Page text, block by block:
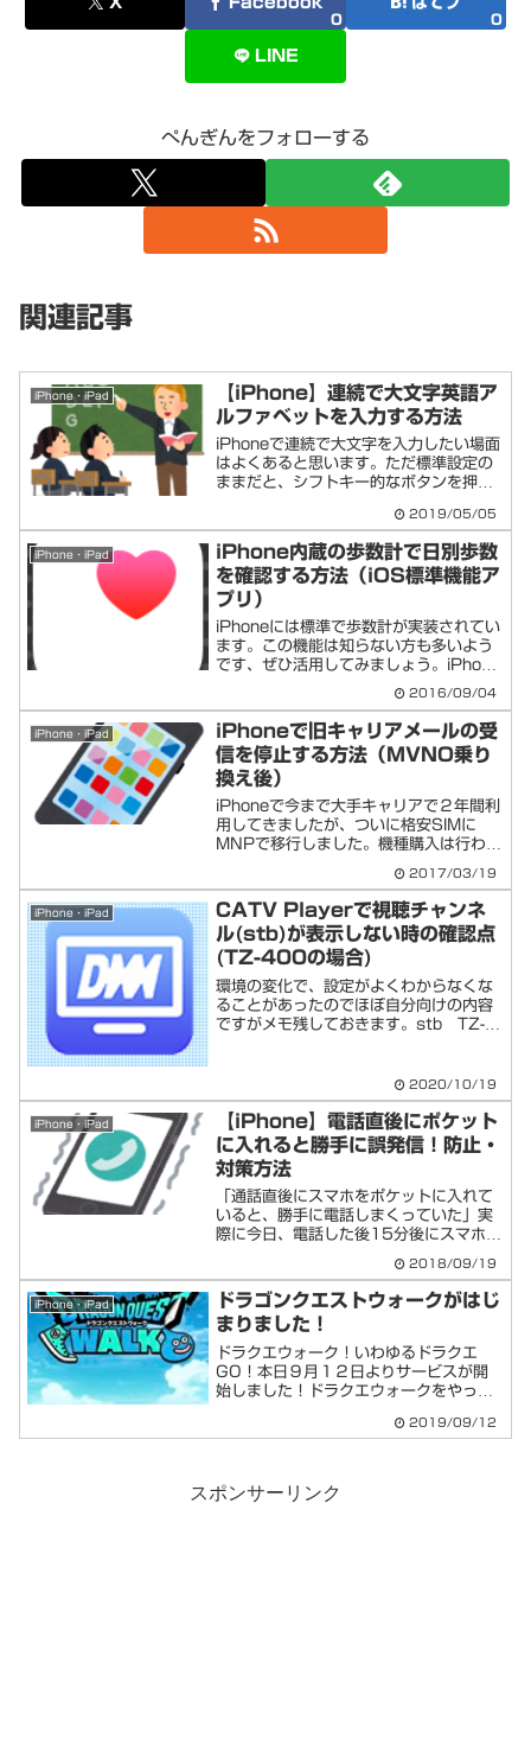
0 0
LINE
ぺんぎんをフォローする
関連記事
iPhone・iPad
【iPhone】連続で大文字英語ア
ルファベットを入力する方法
iPhoneで連続で大文字を入力したい場面
はよくあると思います。ただ標準設定の
ままだと、シフトキー的なボタンを押し
字に戻ってしまいます。以下設定をして
おけば、そのような状況を回避できます
ので、やっておくこ...
2019/05/05
iPhone・iPad
iPhone内蔵の歩数計で日別歩数
を確認する方法（iOS標準機能ア
プリ）
iPhoneには標準で歩数計が実装されてい
ます。この機能は知らない方も多いよう
です、ぜひ活用してみましょう。iPhone
プリ「ヘルスケア」を使う）１．ホーム
画面の「ヘルスケア」をタップする２．
ダッシュボー...
2016/09/04
iPhone・iPad
iPhoneで旧キャリアメールの受
信を停止する方法（MVNO乗り
換え後）
iPhoneで今まで大手キャリアで２年間利
用してきましたが、ついに格安SIMに
MNPで移行しました。機種購入は行わず
スは、その中にある大手キャリア時代の
メールアカウントは消したくないが、い
ちいち受信...
2017/03/19
iPhone・iPad
CATV Playerで視聴チャンネ
ル(stb)が表示しない時の確認点
(TZ-400の場合)
環境の変化で、設定がよくわからなくな
ることがあったのでほぼ自分向けの内容
ですがメモ残しておきます。stb TZ-
ン ⇒ 設定メニュー ⇒ ネットワー
ク関連の各設定LA...
2020/10/19
iPhone・iPad
【iPhone】電話直後にポケット
に入れると勝手に誤発信！防止・
対策方法
「通話直後にスマホをポケットに入れて
いると、勝手に電話しまくっていた」実
際に今日、電話した後15分後にスマホを
た。。相手からすると、これってホント
にイタ電ですね。。今後の反省と改善の
ため対策方法についてをブ...
2018/09/19
iPhone・iPad
ドラゴンクエストウォークがはじ
まりました！
ドラクエウォーク！いわゆるドラクエ
GO！本日９月１２日よりサービスが開
始しました！ドラクエウォークをやって
ドラクエウォークとかで検索すると、今
2019/09/12
スポンサーリンク